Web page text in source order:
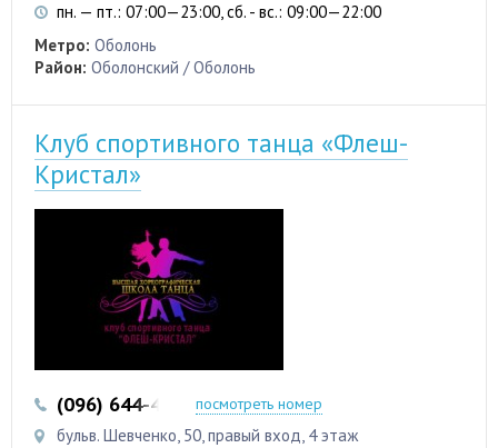
пн. — пт.: 07:00—23:00, сб. - вс.: 09:00—22:00
Метро: Оболонь
Район: Оболонский / Оболонь
Клуб спортивного танца «Флеш-
Кристал»
(096) 644-44-46посмотреть номер
бульв. Шевченко, 50, правый вход, 4 этаж